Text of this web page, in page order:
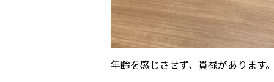
年齢を感じさせず、貫禄があります